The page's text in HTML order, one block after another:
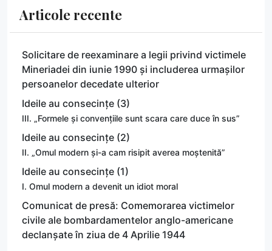
Articole recente
Solicitare de reexaminare a legii privind victimele
Mineriadei din iunie 1990 și includerea urmașilor
persoanelor decedate ulterior
Ideile au consecințe (3)
III. „Formele și convențiile sunt scara care duce în sus”
Ideile au consecințe (2)
II. „Omul modern și-a cam risipit averea moștenită”
Ideile au consecințe (1)
I. Omul modern a devenit un idiot moral
Comunicat de presă: Comemorarea victimelor
civile ale bombardamentelor anglo-americane
declanșate în ziua de 4 Aprilie 1944